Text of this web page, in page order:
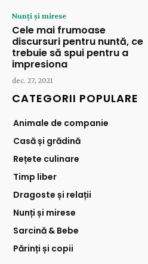
Nunți și mirese
Cele mai frumoase
discursuri pentru nuntă, ce
trebuie să spui pentru a
impresiona
dec. 27, 2021
CATEGORII POPULARE
Animale de companie
Casă și grădină
Rețete culinare
Timp liber
Dragoste și relații
Nunți și mirese
Sarcină & Bebe
Părinți și copii